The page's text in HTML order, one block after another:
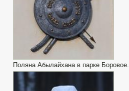
Поляна Абылайхана в парке Боровое.